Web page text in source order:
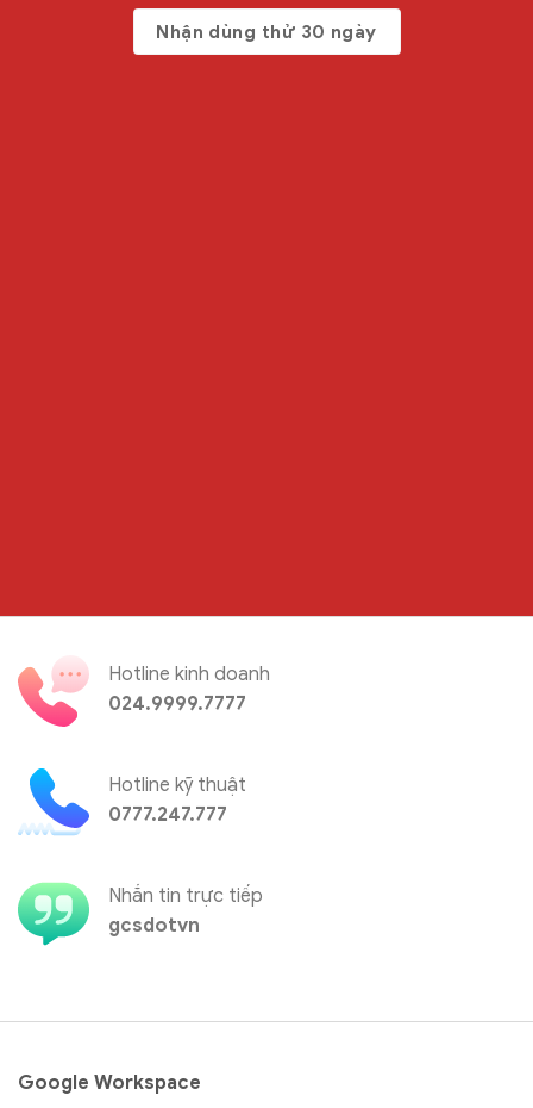
Nhận dùng thử 30 ngày
Hotline kinh doanh
024.9999.7777
Hotline kỹ thuật
0777.247.777
Nhắn tin trực tiếp
gcsdotvn
Google Workspace